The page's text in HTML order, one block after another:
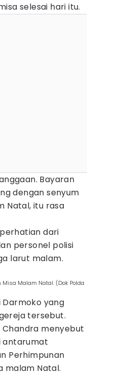
selesai hari itu.
Bayaran
dengan senyum
Natal, itu rasa
dari
personel polisi
larut malam.
Misa Malam Natal. (Dok Polda
Darmoko yang
tersebut.
Chandra menyebut
antarumat
Perhimpunan
malam Natal.